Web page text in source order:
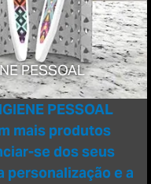
PESSOAL
PESSOAL
mais produtos
se dos seus
personalização e a